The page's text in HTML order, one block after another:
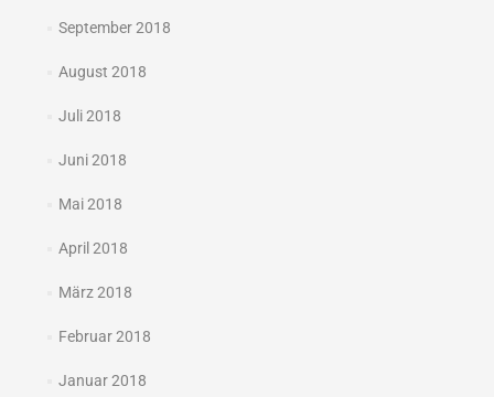
September 2018
August 2018
Juli 2018
Juni 2018
Mai 2018
April 2018
März 2018
Februar 2018
Januar 2018